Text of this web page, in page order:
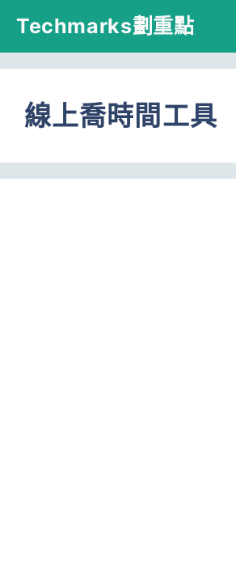
跳
主
容
Techmarks劃重點
線上喬時間工具